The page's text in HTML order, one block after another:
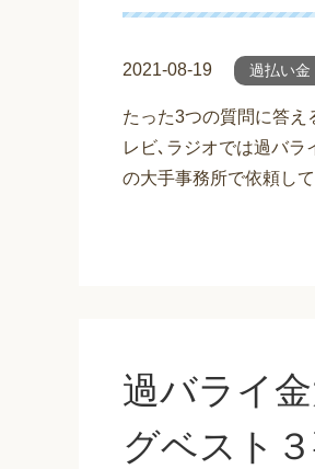
2021-08-19 過払い金
たった3つの質問に答え
レビ､ラジオでは過バラ
の大手事務所で依頼し
過バライ
グベスト